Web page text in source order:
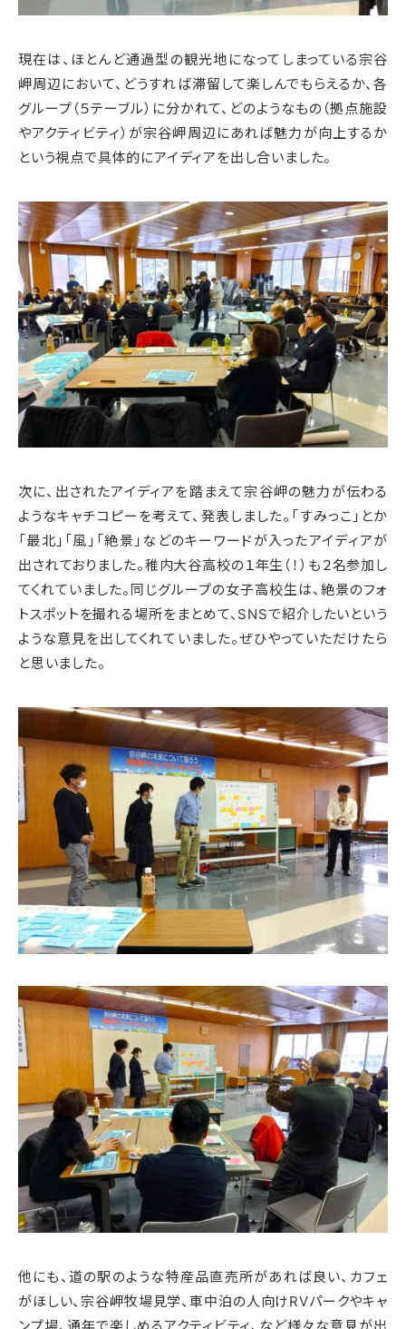
現在は、ほとんど通過型の観光地になってしまっている宗谷
岬周辺において、どうすれば滞留して楽しんでもらえるか、各
グループ（５テーブル）に分かれて、どのようなもの（拠点施設
やアクティビティ）が宗谷岬周辺にあれば魅力が向上するか
という視点で具体的にアイディアを出し合いました。
次に、出されたアイディアを踏まえて宗谷岬の魅力が伝わる
ようなキャチコピーを考えて、発表しました。「すみっこ」とか
「最北」「風」「絶景」などのキーワードが入ったアイディアが
出されておりました。稚内大谷高校の１年生（！）も２名参加し
てくれていました。同じグループの女子高校生は、絶景のフォ
トスポットを撮れる場所をまとめて、SNSで紹介したいという
ような意見を出してくれていました。ぜひやっていただけたら
と思いました。
他にも、道の駅のような特産品直売所があれば良い、カフェ
がほしい、宗谷岬牧場見学、車中泊の人向けRVパークやキャ